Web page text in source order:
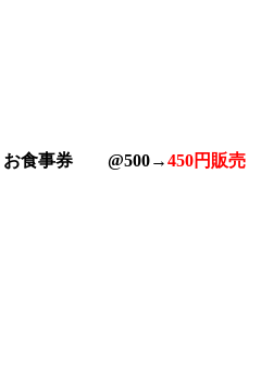
お食事券 @500→450円販売